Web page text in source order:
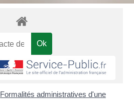
Formalités administratives d'une